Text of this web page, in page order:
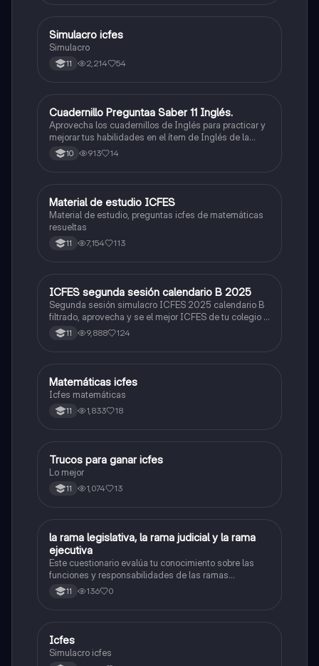
ICFES: Lectura Crítica
Simulacro icfes
Simulacro
11 2,214 54
ICFES: Inglés
Cuadernillo Preguntaa Saber 11 Inglés.
Aprovecha los cuadernillos de Inglés para practicar y
mejorar tus habilidades en el ítem de Inglés de la
Prueba Saber 11. 🫡
10 913 14
ICFES: Matemáticas
Material de estudio ICFES
Material de estudio, preguntas icfes de matemáticas
resueltas
11 7,154 113
ICFES: Lectura Crítica
ICFES segunda sesión calendario B 2025
Segunda sesión simulacro ICFES 2025 calendario B
filtrado, aprovecha y se el mejor ICFES de tu colegio y
poder ingresar a universidad, y estudiar aquella
carrera con la que tanto sueñas.
11 9,888 124
ICFES: Matemáticas
Matemáticas icfes
Icfes matemáticas
11 1,833 18
Química
Trucos para ganar icfes
Lo mejor
11 1,074 13
LSociales/Historia
la rama legislativa, la rama judicial y la rama
ejecutiva
Este cuestionario evalúa tu conocimiento sobre las
funciones y responsabilidades de las ramas
legislativa, judicial y ejecutiva.
11 136 0
ICFES: Sociales y Ciudadanas
Icfes
Simulacro icfes